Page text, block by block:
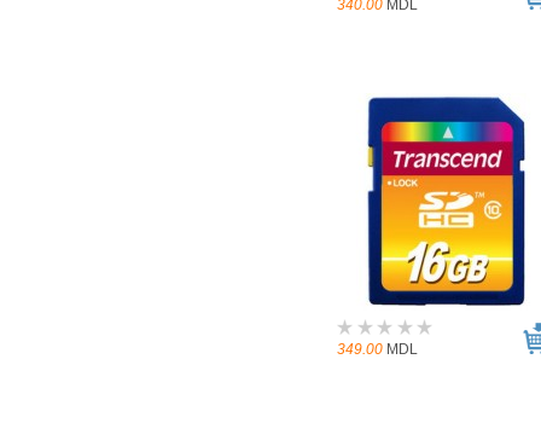
340.00 MDL
349.00 MDL